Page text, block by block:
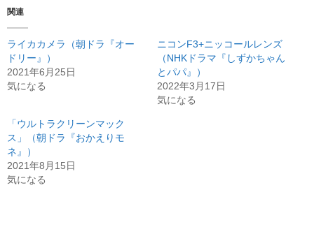
関連
ライカカメラ（朝ドラ『オー
ドリー』）
2021年6月25日
気になる
ニコンF3+ニッコールレンズ
（NHKドラマ『しずかちゃん
とパパ』）
2022年3月17日
気になる
「ウルトラクリーンマック
ス」（朝ドラ『おかえりモ
ネ』）
2021年8月15日
気になる